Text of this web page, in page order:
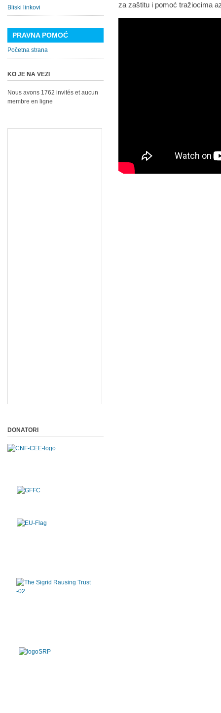
za zaštitu i pomoć tražiocima
Bliski linkovi
PRAVNA POMOĆ
Početna strana
KO JE NA VEZI
Nous avons 1762 invités et aucun
membre en ligne
DONATORI